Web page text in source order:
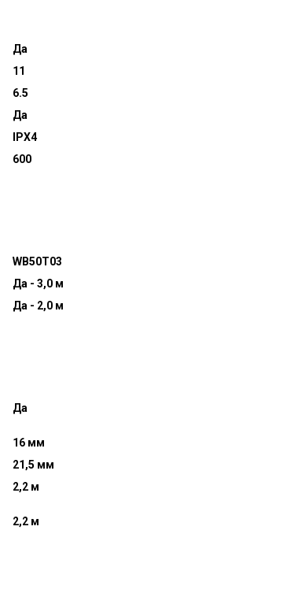
Да
11
6.5
Да
IPX4
600
WB50T03
Да - 3,0 м
Да - 2,0 м
Да
16 мм
21,5 мм
2,2 м
2,2 м